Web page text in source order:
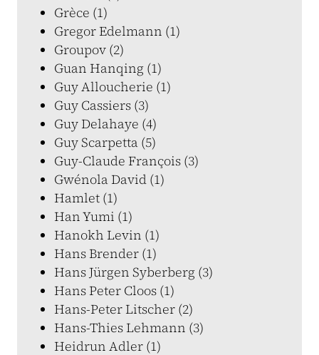
Grèce (1)
Gregor Edelmann (1)
Groupov (2)
Guan Hanqing (1)
Guy Alloucherie (1)
Guy Cassiers (3)
Guy Delahaye (4)
Guy Scarpetta (5)
Guy-Claude François (3)
Gwénola David (1)
Hamlet (1)
Han Yumi (1)
Hanokh Levin (1)
Hans Brender (1)
Hans Jürgen Syberberg (3)
Hans Peter Cloos (1)
Hans-Peter Litscher (2)
Hans-Thies Lehmann (3)
Heidrun Adler (1)